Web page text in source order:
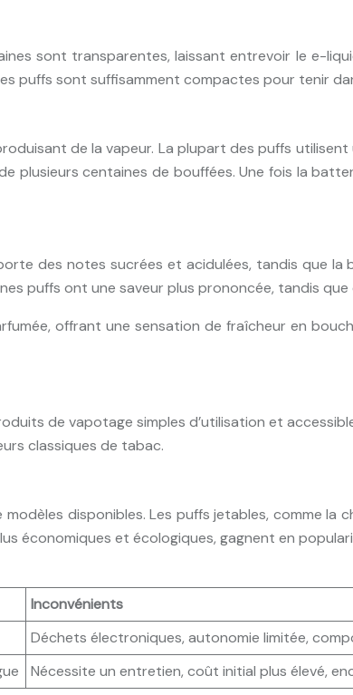
sont transparentes, laissant entrevoir le e-
puffs sont suffisamment compactes pour tenir
de la vapeur. La plupart des puffs
centaines de bouffées. Une fois la
des notes sucrées et acidulées, tandis que
puffs ont une saveur plus prononcée, tandis
offrant une sensation de fraîcheur en
de vapotage simples d’utilisation et
classiques de tabac.
disponibles. Les puffs jetables, comme la
économiques et écologiques, gagnent en
Inconvénients
Déchets électroniques, autonomie limitée,
Nécessite un entretien, coût initial plus élevé,